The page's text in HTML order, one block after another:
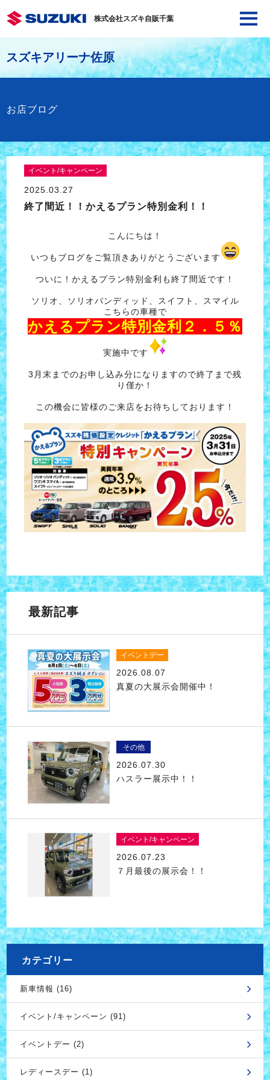
株式会社スズキ自販千葉
スズキアリーナ佐原
お店ブログ
イベント/キャンペーン
2025.03.27
終了間近！！かえるプラン特別金利！！
こんにちは！
いつもブログをご覧頂きありがとうございます
ついに！かえるプラン特別金利も終了間近です！
ソリオ、ソリオバンディッド、スイフト、スマイル
こちらの車種で
かえるプラン特別金利２．５％
実施中です
3月末までのお申し込み分になりますので終了まで残
り僅か！
この機会に皆様のご来店をお待ちしております！
最新記事
イベントデー
2026.08.07
真夏の大展示会開催中！
その他
2026.07.30
ハスラー展示中！！
イベント/キャンペーン
2026.07.23
７月最後の展示会！！
カテゴリー
新車情報 (16)
イベント/キャンペーン (91)
イベントデー (2)
レディースデー (1)